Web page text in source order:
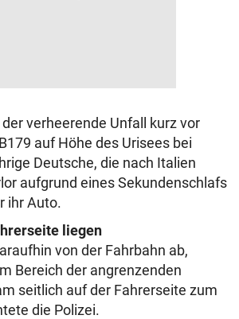
verheerende Unfall kurz vor
auf Höhe des Urisees bei
Deutsche, die nach Italien
aufgrund eines Sekundenschlafs
ihr Auto.
liegen
von der Fahrbahn ab,
Bereich der angrenzenden
seitlich auf der Fahrerseite zum
die Polizei.